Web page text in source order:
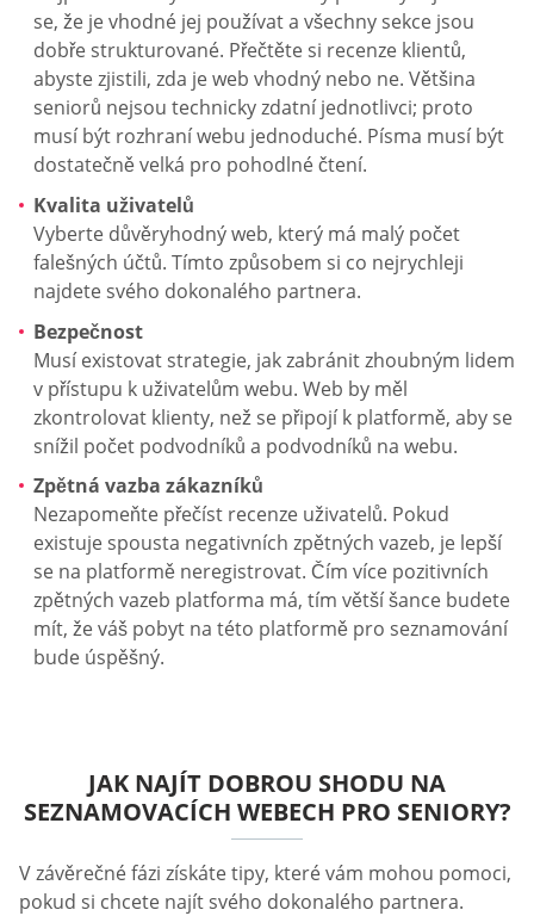
se, že je vhodné jej používat a všechny sekce jsou
dobře strukturované. Přečtěte si recenze klientů,
abyste zjistili, zda je web vhodný nebo ne. Většina
seniorů nejsou technicky zdatní jednotlivci; proto
musí být rozhraní webu jednoduché. Písma musí být
dostatečně velká pro pohodlné čtení.
Kvalita uživatelů
Vyberte důvěryhodný web, který má malý počet
falešných účtů. Tímto způsobem si co nejrychleji
najdete svého dokonalého partnera.
Bezpečnost
Musí existovat strategie, jak zabránit zhoubným lidem
v přístupu k uživatelům webu. Web by měl
zkontrolovat klienty, než se připojí k platformě, aby se
snížil počet podvodníků a podvodníků na webu.
Zpětná vazba zákazníků
Nezapomeňte přečíst recenze uživatelů. Pokud
existuje spousta negativních zpětných vazeb, je lepší
se na platformě neregistrovat. Čím více pozitivních
zpětných vazeb platforma má, tím větší šance budete
mít, že váš pobyt na této platformě pro seznamování
bude úspěšný.
JAK NAJÍT DOBROU SHODU NA
SEZNAMOVACÍCH WEBECH PRO SENIORY?
V závěrečné fázi získáte tipy, které vám mohou pomoci,
pokud si chcete najít svého dokonalého partnera.